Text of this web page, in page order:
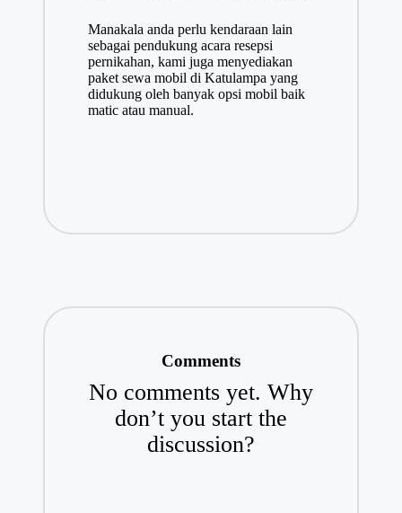
Manakala anda perlu kendaraan lain
sebagai pendukung acara resepsi
pernikahan, kami juga menyediakan
paket sewa mobil di Katulampa yang
didukung oleh banyak opsi mobil baik
matic atau manual.
Comments
No comments yet. Why
don’t you start the
discussion?